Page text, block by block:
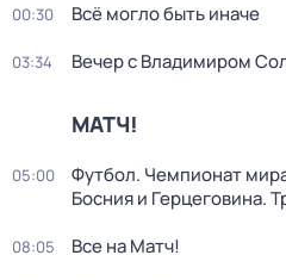
00:30 Всё могло быть иначе
03:34 Вечер с Владимиром
МАТЧ!
05:00
Футбол. Чемпионат
Босния и Герцеговина.
08:05 Все на Матч!